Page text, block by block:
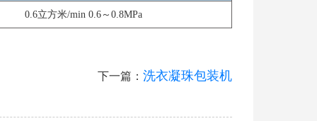
0.6立方米/min 0.6～0.8MPa
下一篇： 洗衣凝珠包装机